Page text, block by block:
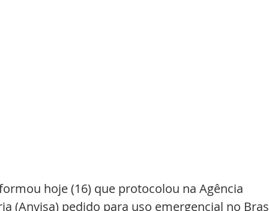
hoje (16) que protocolou na Agência
(Anvisa) pedido para uso emergencial no